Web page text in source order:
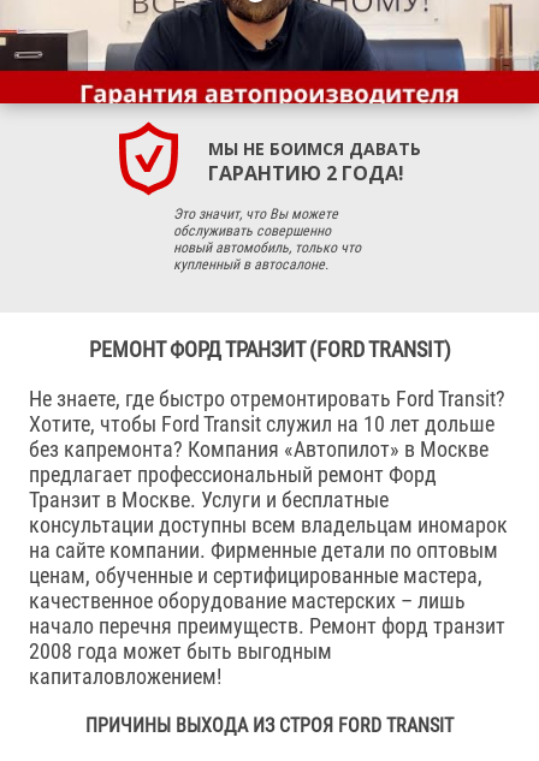
МЫ НЕ БОИМСЯ ДАВАТЬ
ГАРАНТИЮ 2 ГОДА!
Это значит, что Вы можете
обслуживать совершенно
новый автомобиль, только что
купленный в автосалоне.
РЕМОНТ ФОРД ТРАНЗИТ (FORD TRANSIT)
Не знаете, где быстро отремонтировать Ford Transit?
Хотите, чтобы Ford Transit служил на 10 лет дольше
без капремонта? Компания «Автопилот» в Москве
предлагает профессиональный ремонт Форд
Транзит в Москве. Услуги и бесплатные
консультации доступны всем владельцам иномарок
на сайте компании. Фирменные детали по оптовым
ценам, обученные и сертифицированные мастера,
качественное оборудование мастерских – лишь
начало перечня преимуществ. Ремонт форд транзит
2008 года может быть выгодным
капиталовложением!
ПРИЧИНЫ ВЫХОДА ИЗ СТРОЯ FORD TRANSIT